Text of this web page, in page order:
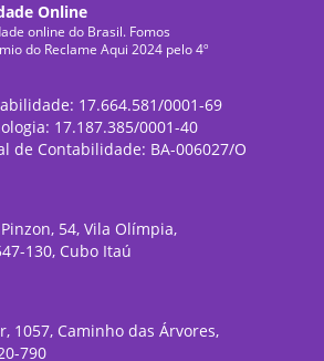
Online
online do Brasil. Fomos
do Reclame Aqui 2024 pelo 4º
17.664.581/0001-69
17.187.385/0001-40
de Contabilidade: BA-006027/O
54, Vila Olímpia,
130, Cubo Itaú
1057, Caminho das Árvores,
790